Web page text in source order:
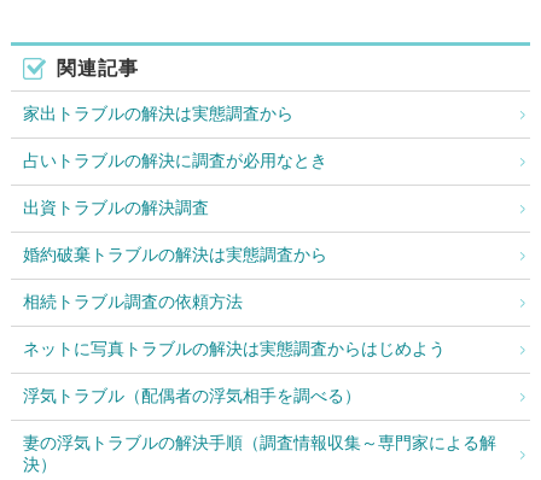
関連記事
家出トラブルの解決は実態調査から
占いトラブルの解決に調査が必用なとき
出資トラブルの解決調査
婚約破棄トラブルの解決は実態調査から
相続トラブル調査の依頼方法
ネットに写真トラブルの解決は実態調査からはじめよう
浮気トラブル（配偶者の浮気相手を調べる）
妻の浮気トラブルの解決手順（調査情報収集～専門家による解
決）